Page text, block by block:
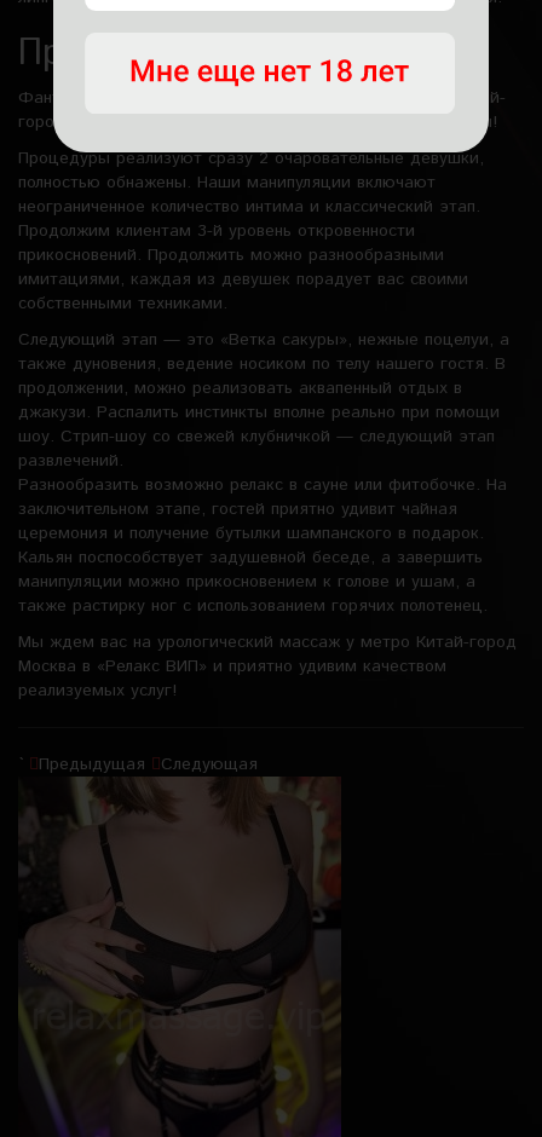
Прикосновение нежностью
Фантастический урологический массаж около метро Китай-
город — это лишь часть нашей увлекательной программы!
Процедуры реализуют сразу 2 очаровательные девушки,
полностью обнажены. Наши манипуляции включают
неограниченное количество интима и классический этап.
Продолжим клиентам 3-й уровень откровенности
прикосновений. Продолжить можно разнообразными
имитациями, каждая из девушек порадует вас своими
собственными техниками.
Следующий этап — это «Ветка сакуры», нежные поцелуи, а
также дуновения, ведение носиком по телу нашего гостя. В
продолжении, можно реализовать аквапенный отдых в
джакузи. Распалить инстинкты вполне реально при помощи
шоу. Стрип-шоу со свежей клубничкой — следующий этап
развлечений.
Разнообразить возможно релакс в сауне или фитобочке. На
заключительном этапе, гостей приятно удивит чайная
церемония и получение бутылки шампанского в подарок.
Кальян поспособствует задушевной беседе, а завершить
манипуляции можно прикосновением к голове и ушам, а
также растирку ног с использованием горячих полотенец.
Мы ждем вас на урологический массаж у метро Китай-город
Москва в «Релакс ВИП» и приятно удивим качеством
реализуемых услуг!
` Предыдущая Следующая